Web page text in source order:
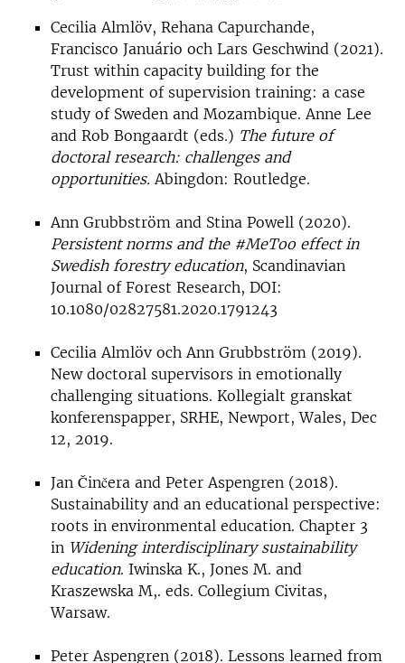
Cecilia Almlöv, Rehana Capurchande,
Francisco Januário och Lars Geschwind (2021).
Trust within capacity building for the
development of supervision training: a case
study of Sweden and Mozambique. Anne Lee
and Rob Bongaardt (eds.) The future of
doctoral research: challenges and
opportunities. Abingdon: Routledge.
Ann Grubbström and Stina Powell (2020).
Persistent norms and the #MeToo effect in
Swedish forestry education, Scandinavian
Journal of Forest Research, DOI:
10.1080/02827581.2020.1791243
Cecilia Almlöv och Ann Grubbström (2019).
New doctoral supervisors in emotionally
challenging situations. Kollegialt granskat
konferenspapper, SRHE, Newport, Wales, Dec
12, 2019.
Jan Činčera and Peter Aspengren (2018).
Sustainability and an educational perspective:
roots in environmental education. Chapter 3
in Widening interdisciplinary sustainability
education. Iwinska K., Jones M. and
Kraszewska M,. eds. Collegium Civitas,
Warsaw.
Peter Aspengren (2018). Lessons learned from